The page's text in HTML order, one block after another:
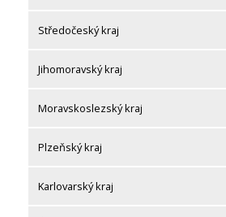
Středočeský kraj
Jihomoravský kraj
Moravskoslezský kraj
Plzeňský kraj
Karlovarský kraj